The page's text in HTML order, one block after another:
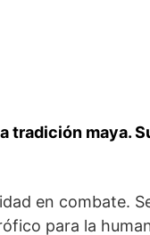
tradición maya.
⁢en combate.
para la